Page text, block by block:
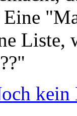
Liste,
kein